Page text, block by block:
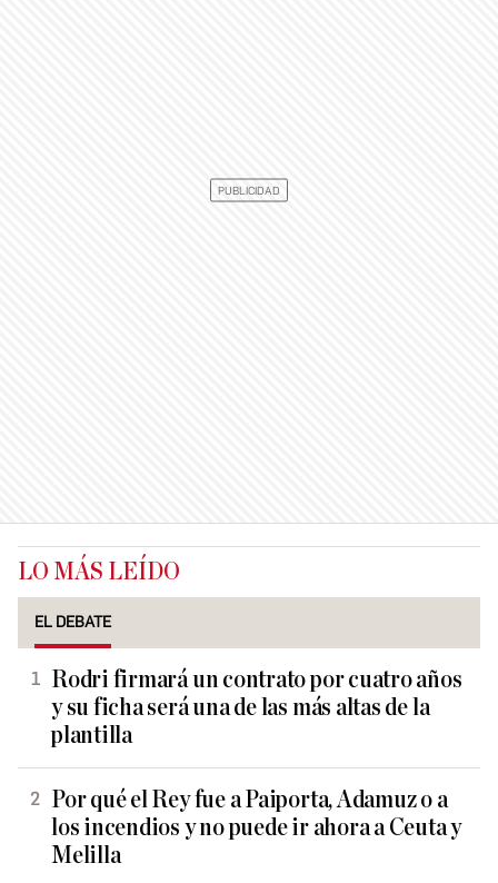
LO MÁS LEÍDO
EL DEBATE
Rodri firmará un contrato por cuatro años
y su ficha será una de las más altas de la
plantilla
Por qué el Rey fue a Paiporta, Adamuz o a
los incendios y no puede ir ahora a Ceuta y
Melilla